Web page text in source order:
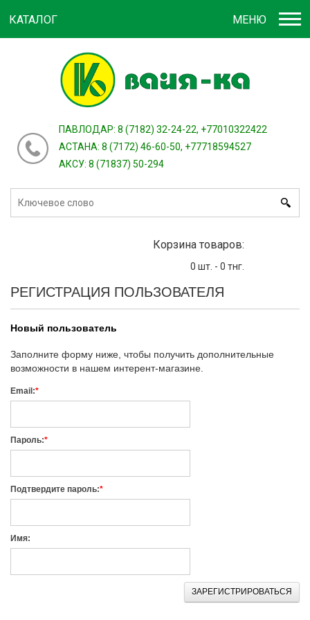
зарегистрироваться
ПАВЛОДАР: 8 (7182) 32-24-22, +77010322422
АСТАНА: 8 (7172) 46-60-50, +77718594527
АКСУ: 8 (71837) 50-294
Корзина товаров:
0 шт. - 0 тнг.
МЕНЮ
КАТАЛОГ
РЕГИСТРАЦИЯ ПОЛЬЗОВАТЕЛЯ
Новый пользователь
Заполните форму ниже, чтобы получить дополнительные
возможности в нашем интерент-магазине.
Email:*
Пароль:*
Подтвердите пароль:*
Имя:
ЗАРЕГИСТРИРОВАТЬСЯ